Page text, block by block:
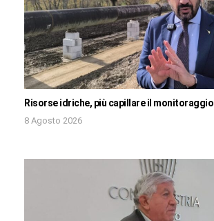
Risorse idriche, più capillare il monitoraggio
8 Agosto 2026